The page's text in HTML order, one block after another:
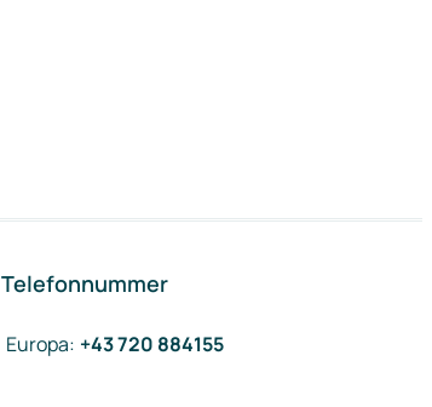
Telefonnummer
Europa: +43 720 884155